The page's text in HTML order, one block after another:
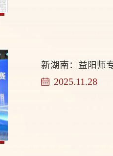
新湖南：益阳师
2025.11.28